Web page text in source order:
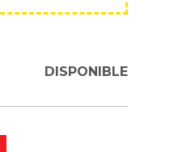
DISPONIBLE